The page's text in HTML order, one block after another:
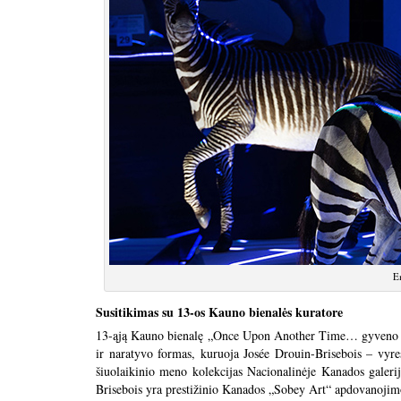
Susitikimas su 13-os Kauno bienalės kuratore
13-ąją Kauno bienalę „Once Upon Another Time…
ir naratyvo formas, kuruoja Josée Drouin-Brisebois –
šiuolaikinio meno kolekcijas Nacionalinėje Kanados
Brisebois yra prestižinio Kanados „Sobey Art“